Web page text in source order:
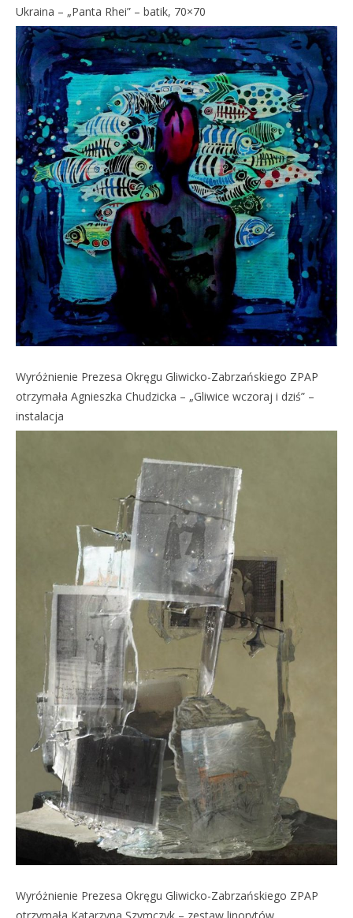
Ukraina – „Panta Rhei” – batik, 70×70
Wyróżnienie Prezesa Okręgu Gliwicko-Zabrzańskiego ZPAP
otrzymała Agnieszka Chudzicka – „Gliwice wczoraj i dziś” –
instalacja
Wyróżnienie Prezesa Okręgu Gliwicko-Zabrzańskiego ZPAP
otrzymała Katarzyna Szymczyk – zestaw linorytów